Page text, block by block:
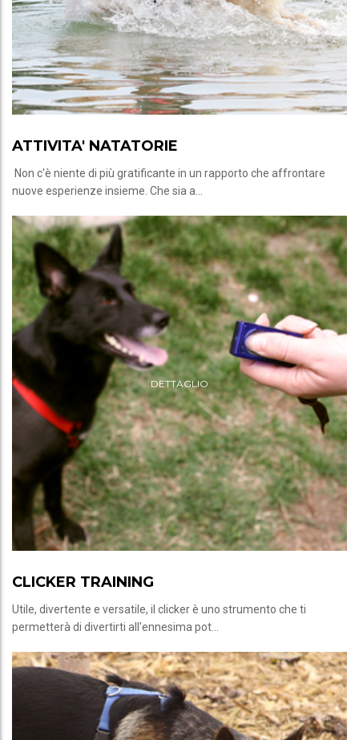
ATTIVITA' NATATORIE
Non c'è niente di più gratificante in un rapporto che affrontare
nuove esperienze insieme. Che sia a...
DETTAGLIO
CLICKER TRAINING
Utile, divertente e versatile, il clicker è uno strumento che ti
permetterà di divertirti all'ennesima pot...